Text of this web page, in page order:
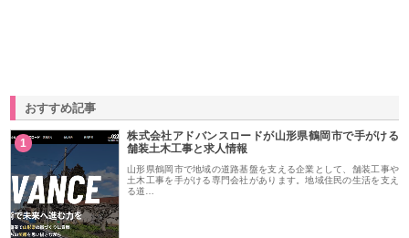
おすすめ記事
1
株式会社アドバンスロードが山形県鶴岡市で手がける
舗装土木工事と求人情報
山形県鶴岡市で地域の道路基盤を支える企業として、舗装工事や
土木工事を手がける専門会社があります。地域住民の生活を支え
る道…